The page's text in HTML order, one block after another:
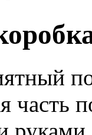
часть